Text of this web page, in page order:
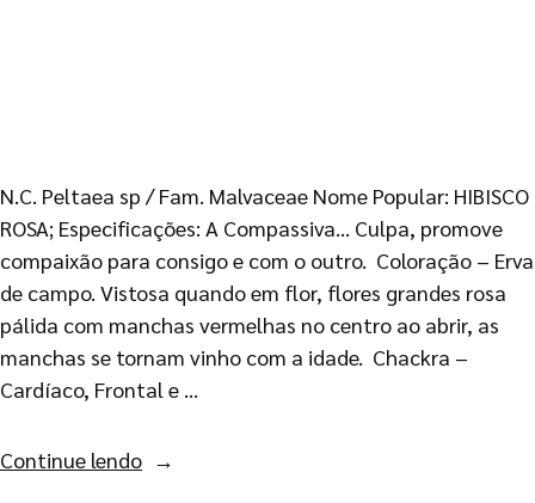
N.C. Peltaea sp / Fam. Malvaceae Nome Popular: HIBISCO
ROSA; Especificações: A Compassiva… Culpa, promove
compaixão para consigo e com o outro. Coloração – Erva
de campo. Vistosa quando em flor, flores grandes rosa
pálida com manchas vermelhas no centro ao abrir, as
manchas se tornam vinho com a idade. Chackra –
Cardíaco, Frontal e …
Continue lendo